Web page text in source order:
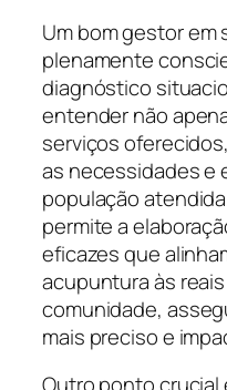
Um bom gestor em
plenamente
diagnóstico
entender não
serviços
as necessidades e
população
permite a
eficazes que
acupuntura às
comunidade,
mais preciso e